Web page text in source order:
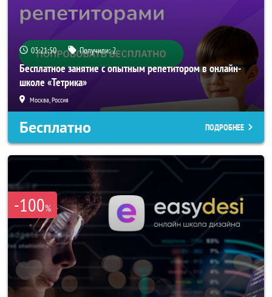
03:21:50 Получили:2
Бесплатное занятие с опытным репетитором в онлайн-
школе «Тетрика»
Москва, Россия
Бесплатно ПОДРОБНЕЕ
-100%